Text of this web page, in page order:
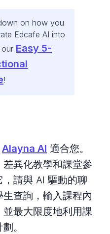
on how you
Edcafe AI into
Easy 5-
!
Alayna AI 適合您。
異化教學和課堂參
請與 AI 驅動的聊
查詢，輸入課程內
最大限度地利用課
。